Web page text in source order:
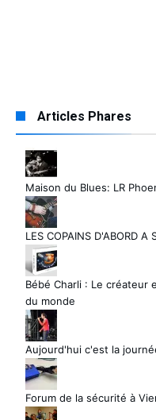
Articles Phares
Maison du Blues: LR
LES COPAINS D'ABORD A
Bébé Charli : Le créateur
du monde
Aujourd'hui c'est la
Forum de la sécurité à